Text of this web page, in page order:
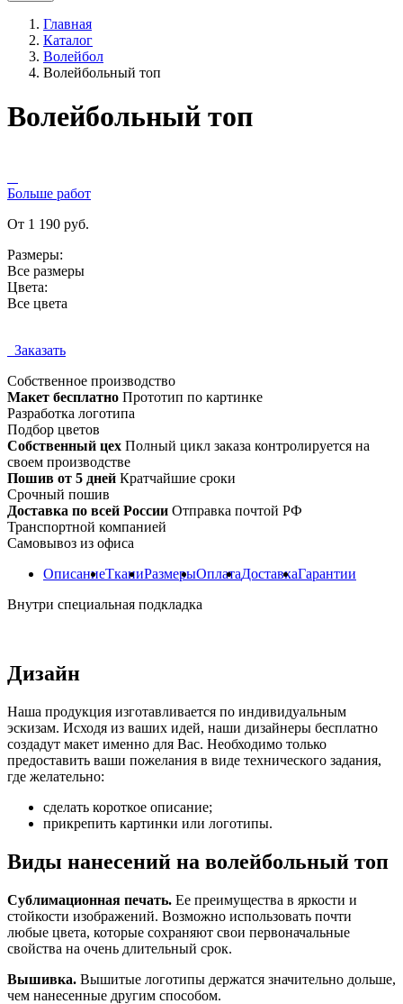
Главная
Каталог
Волейбол
Волейбольный топ
Волейбольный топ
Больше работ
От 1 190 руб.
Размеры:
Все размеры
Цвета:
Все цвета
Заказать
Собственное производство
Макет бесплатно Прототип по картинке
Разработка логотипа
Подбор цветов
Собственный цех Полный цикл заказа контролируется на
своем производстве
Пошив от 5 дней Кратчайшие сроки
Срочный пошив
Доставка по всей России Отправка почтой РФ
Транспортной компанией
Самовывоз из офиса
ОписаниеТканиРазмерыОплатаДоставкаГарантии
Внутри специальная подкладка
Дизайн
Наша продукция изготавливается по индивидуальным
эскизам. Исходя из ваших идей, наши дизайнеры бесплатно
создадут макет именно для Вас. Необходимо только
предоставить ваши пожелания в виде технического задания,
где желательно:
сделать короткое описание;
прикрепить картинки или логотипы.
Виды нанесений на волейбольный топ
Сублимационная печать. Ее преимущества в яркости и
стойкости изображений. Возможно использовать почти
любые цвета, которые сохраняют свои первоначальные
свойства на очень длительный срок.
Вышивка. Вышитые логотипы держатся значительно дольше,
чем нанесенные другим способом.